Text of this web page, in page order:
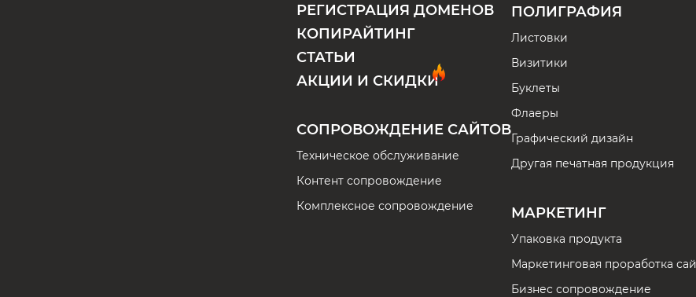
РЕГИСТРАЦИЯ ДОМЕНОВ
КОПИРАЙТИНГ
СТАТЬИ
АКЦИИ И СКИДКИ
СОПРОВОЖДЕНИЕ САЙТОВ
Техническое обслуживание
Контент сопровождение
Комплексное сопровождение
ПОЛИГРАФИЯ
Листовки
Визитики
Буклеты
Флаеры
Графический дизайн
Другая печатная продукция
МАРКЕТИНГ
Упаковка продукта
Маркетинговая проработка
Бизнес сопровождение